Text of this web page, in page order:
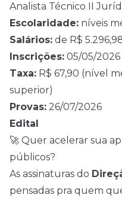
Analista Técnico II
Escolaridade: níveis
Salários: de R$
Inscrições: 05/05/
Taxa: R$ 67,90 (nível
superior)
Provas: 26/07/2026
Edital
🚀 Quer acelerar sua
públicos?
As assinaturas do
pensadas pra quem